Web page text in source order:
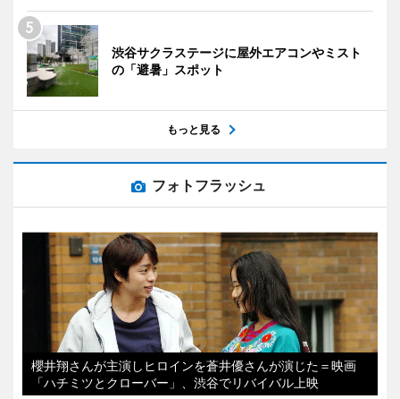
渋谷サクラステージに屋外エアコンやミスト
の「避暑」スポット
もっと見る
フォトフラッシュ
櫻井翔さんが主演しヒロインを蒼井優さんが演じた＝映画
「ハチミツとクローバー」、渋谷でリバイバル上映